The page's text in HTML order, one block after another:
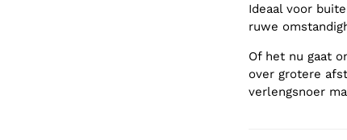
Ideaal voor
ruwe
Of het nu gaat
over grotere
verlengsnoer